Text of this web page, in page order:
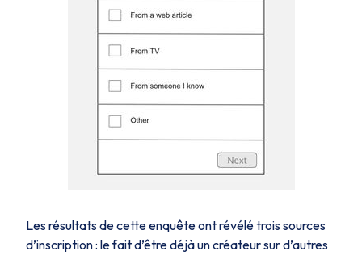
Les résultats de cette enquête ont révélé trois sources
d’inscription : le fait d’être déjà un créateur sur d’autres